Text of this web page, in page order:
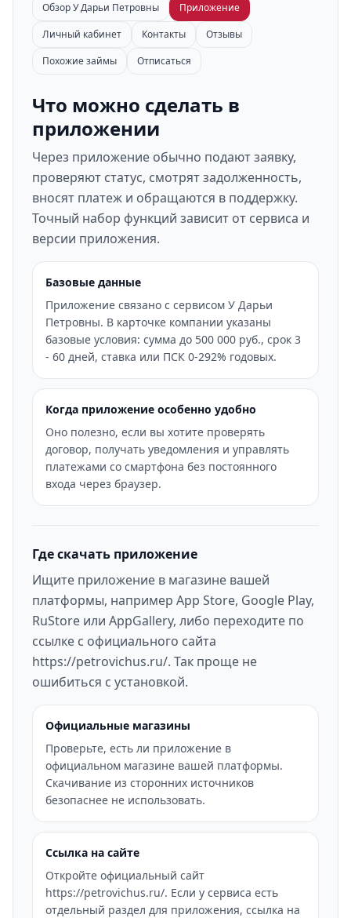
Обзор У Дарьи Петровны
Приложение
Личный кабинет
Контакты
Отзывы
Похожие займы
Отписаться
Что можно сделать в
приложении
Через приложение обычно подают заявку,
проверяют статус, смотрят задолженность,
вносят платеж и обращаются в поддержку.
Точный набор функций зависит от сервиса и
версии приложения.
Базовые данные
Приложение связано с сервисом У Дарьи
Петровны. В карточке компании указаны
базовые условия: сумма до 500 000 руб., срок 3
- 60 дней, ставка или ПСК 0-292% годовых.
Когда приложение особенно удобно
Оно полезно, если вы хотите проверять
договор, получать уведомления и управлять
платежами со смартфона без постоянного
входа через браузер.
Где скачать приложение
Ищите приложение в магазине вашей
платформы, например App Store, Google Play,
RuStore или AppGallery, либо переходите по
ссылке с официального сайта
https://petrovichus.ru/. Так проще не
ошибиться с установкой.
Официальные магазины
Проверьте, есть ли приложение в
официальном магазине вашей платформы.
Скачивание из сторонних источников
безопаснее не использовать.
Ссылка на сайте
Откройте официальный сайт
https://petrovichus.ru/. Если у сервиса есть
отдельный раздел для приложения, ссылка на